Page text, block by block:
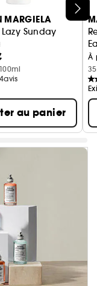
MARGIELA
Lazy Sunday
Floral Musqué
4avis
au panier
À